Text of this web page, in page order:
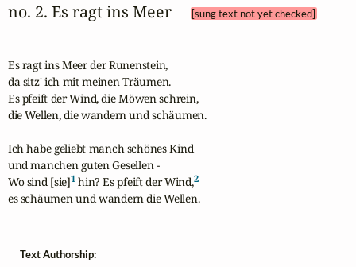
no. 2. Es ragt ins Meer
[sung text not yet checked]
Es ragt ins Meer der Runenstein,
da sitz' ich mit meinen Träumen.
Es pfeift der Wind, die Möwen schrein,
die Wellen, die wandern und schäumen.
Ich habe geliebt manch schönes Kind
und manchen guten Gesellen -
Wo sind [sie]1 hin? Es pfeift der Wind,2
es schäumen und wandern die Wellen.
Text Authorship: